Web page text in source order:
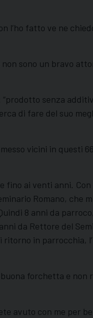
l’ho fatto ve ne
sono un bravo
senza
di fare del suo
vicini in questi
fino ai venti anni.
Romano, che
8 anni da
da Rettore del
in parrocchia,
forchetta e non
avuto con me per